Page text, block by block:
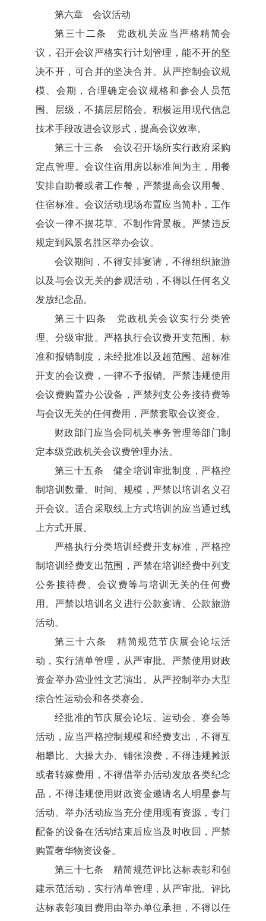
第六章 会议活动
第三十二条 党政机关应当严格精简会
议，召开会议严格实行计划管理，能不开的坚
决不开，可合并的坚决合并。从严控制会议规
模、会期，合理确定会议规格和参会人员范
围、层级，不搞层层陪会。积极运用现代信息
技术手段改进会议形式，提高会议效率。
第三十三条 会议召开场所实行政府采购
定点管理。会议住宿用房以标准间为主，用餐
安排自助餐或者工作餐，严禁提高会议用餐、
住宿标准。会议活动现场布置应当简朴，工作
会议一律不摆花草、不制作背景板。严禁违反
规定到风景名胜区举办会议。
会议期间，不得安排宴请，不得组织旅游
以及与会议无关的参观活动，不得以任何名义
发放纪念品。
第三十四条 党政机关会议实行分类管
理、分级审批。严格执行会议费开支范围、标
准和报销制度，未经批准以及超范围、超标准
开支的会议费，一律不予报销。严禁违规使用
会议费购置办公设备，严禁列支公务接待费等
与会议无关的任何费用，严禁套取会议资金。
财政部门应当会同机关事务管理等部门制
定本级党政机关会议费管理办法。
第三十五条 健全培训审批制度，严格控
制培训数量、时间、规模，严禁以培训名义召
开会议。适合采取线上方式培训的应当通过线
上方式开展。
严格执行分类培训经费开支标准，严格控
制培训经费支出范围，严禁在培训经费中列支
公务接待费、会议费等与培训无关的任何费
用。严禁以培训名义进行公款宴请、公款旅游
活动。
第三十六条 精简规范节庆展会论坛活
动，实行清单管理，从严审批。严禁使用财政
资金举办营业性文艺演出。从严控制举办大型
综合性运动会和各类赛会。
经批准的节庆展会论坛、运动会、赛会等
活动，应当严格控制规模和经费支出，不得互
相攀比、大操大办、铺张浪费，不得违规摊派
或者转嫁费用，不得借举办活动发放各类纪念
品，不得违规使用财政资金邀请名人明星参与
活动。举办活动应当充分使用现有资源，专门
配备的设备在活动结束后应当及时收回，严禁
购置奢华物资设备。
第三十七条 精简规范评比达标表彰和创
建示范活动，实行清单管理，从严审批。评比
达标表彰项目费用由举办单位承担，不得以任